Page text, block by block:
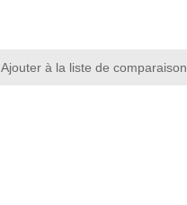
Ajouter à la liste de comparaison